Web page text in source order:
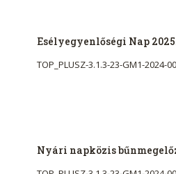
Esélyegyenlőségi Nap
TOP_PLUSZ-3.1.3-23-GM1-2024-
Nyári napközis